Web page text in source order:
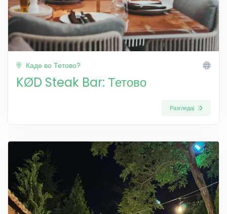
Каде во Тетово?
KØD Steak Bar: Тетово
Разгледај